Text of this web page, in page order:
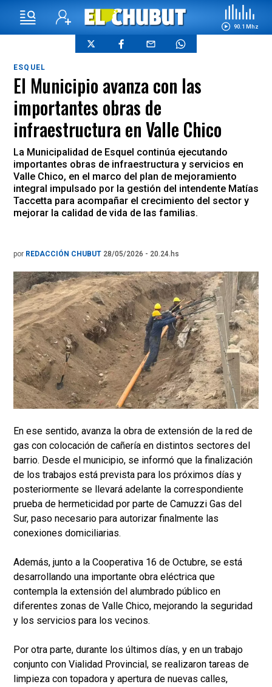
90.1 Mhz
ESQUEL
El Municipio avanza con las
importantes obras de
infraestructura en Valle Chico
La Municipalidad de Esquel continúa ejecutando
importantes obras de infraestructura y servicios en
Valle Chico, en el marco del plan de mejoramiento
integral impulsado por la gestión del intendente Matías
Taccetta para acompañar el crecimiento del sector y
mejorar la calidad de vida de las familias.
por REDACCIÓN CHUBUT 28/05/2026 - 20.24.hs
En ese sentido, avanza la obra de extensión de la red de
gas con colocación de cañería en distintos sectores del
barrio. Desde el municipio, se informó que la finalización
de los trabajos está prevista para los próximos días y
posteriormente se llevará adelante la correspondiente
prueba de hermeticidad por parte de Camuzzi Gas del
Sur, paso necesario para autorizar finalmente las
conexiones domiciliarias.
Además, junto a la Cooperativa 16 de Octubre, se está
desarrollando una importante obra eléctrica que
contempla la extensión del alumbrado público en
diferentes zonas de Valle Chico, mejorando la seguridad
y los servicios para los vecinos.
Por otra parte, durante los últimos días, y en un trabajo
conjunto con Vialidad Provincial, se realizaron tareas de
limpieza con topadora y apertura de nuevas calles,